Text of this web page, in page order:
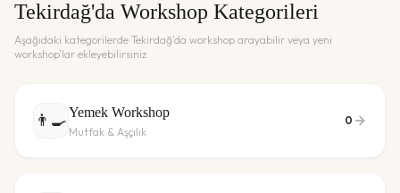
Tekirdağ'da Workshop Kategorileri
Aşağıdaki kategorilerde Tekirdağ'da workshop arayabilir veya yeni
workshop'lar ekleyebilirsiniz.
👨‍🍳Yemek Workshop
Mutfak & Aşçılık
0